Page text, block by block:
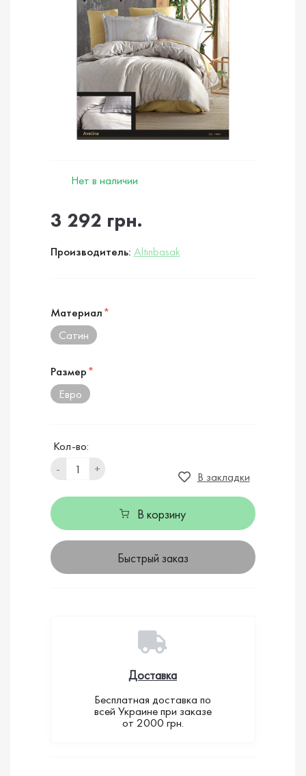
Нет в наличии
3 292 грн.
Производитель: Altinbasak
Материал*
Сатин
Размер*
Евро
Кол-во:
-
+
В закладки
В корзину
Быстрый заказ
Доставка
Бесплатная доставка по
всей Украине при заказе
от 2000 грн.